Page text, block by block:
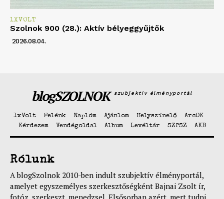
1XVOLT
Szolnok 900 (28.): Aktív bélyeggyűjtők
2026.08.04.
blogSZOLNOK szubjektív élményportál
1xVolt Felénk Naplóm Ajánlom Helyszínelő
ArcOK
Kérdezem
Vendégoldal Album Levéltár SZPSZ AKB
Rólunk
A blogSzolnok 2010-ben indult szubjektív élményportál,
amelyet egyszemélyes szerkesztőségként Bajnai Zsolt ír,